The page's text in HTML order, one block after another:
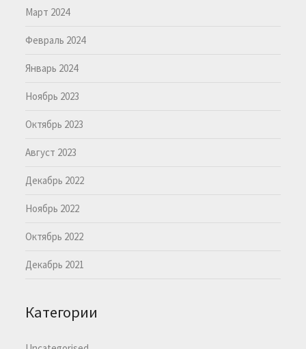
Март 2024
Февраль 2024
Январь 2024
Ноябрь 2023
Октябрь 2023
Август 2023
Декабрь 2022
Ноябрь 2022
Октябрь 2022
Декабрь 2021
Категории